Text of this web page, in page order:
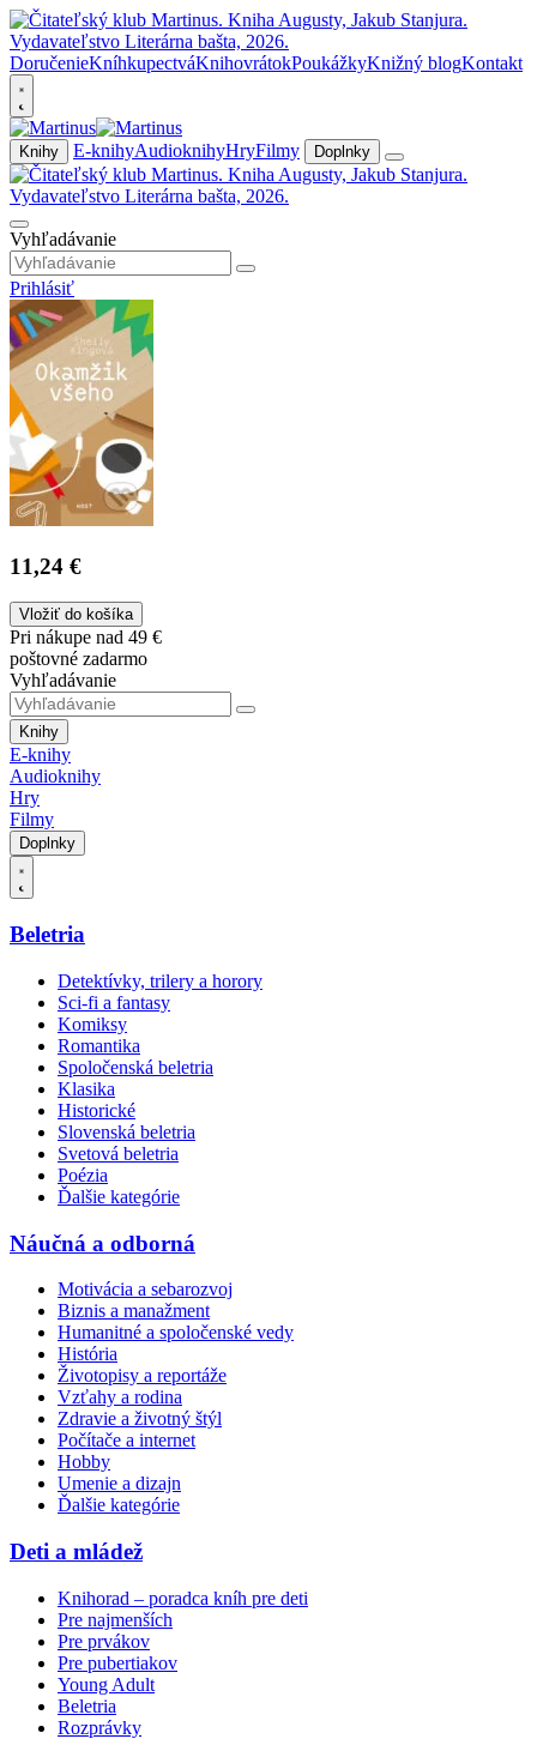
DoručenieKníhkupectváKnihovrátokPoukážkyKnižný blogKontakt
Knihy E-knihyAudioknihyHryFilmy Doplnky
Vyhľadávanie
Prihlásiť
11,24 €
Vložiť do košíka
Pri nákupe nad 49 €
poštovné zadarmo
Vyhľadávanie
Knihy
E-knihy
Audioknihy
Hry
Filmy
Doplnky
Beletria
Detektívky, trilery a horory
Sci-fi a fantasy
Komiksy
Romantika
Spoločenská beletria
Klasika
Historické
Slovenská beletria
Svetová beletria
Poézia
Ďalšie kategórie
Náučná a odborná
Motivácia a sebarozvoj
Biznis a manažment
Humanitné a spoločenské vedy
História
Životopisy a reportáže
Vzťahy a rodina
Zdravie a životný štýl
Počítače a internet
Hobby
Umenie a dizajn
Ďalšie kategórie
Deti a mládež
Knihorad – poradca kníh pre deti
Pre najmenších
Pre prvákov
Pre pubertiakov
Young Adult
Beletria
Rozprávky